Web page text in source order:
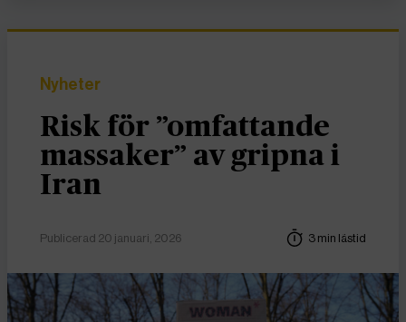
Nyheter
Risk för ”omfattande
massaker” av gripna i
Iran
Publicerad 20 januari, 2026 3 min lästid